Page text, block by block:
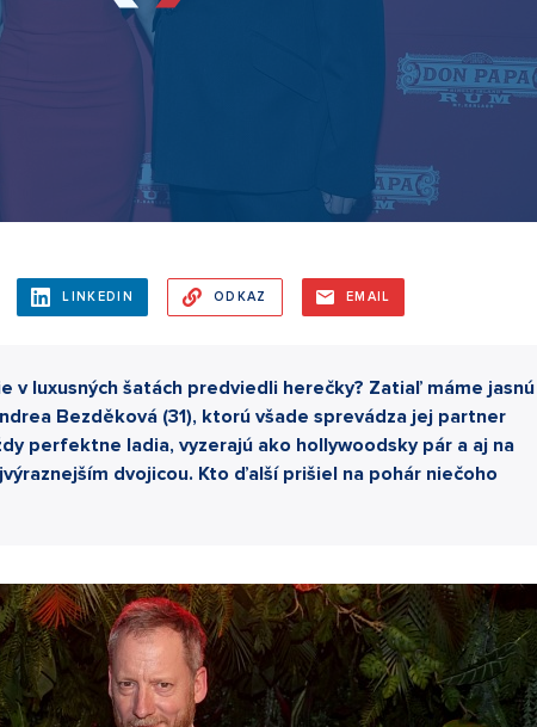
LINKEDIN ODKAZ EMAIL
v luxusných šatách predviedli herečky? Zatiaľ máme jasnú
Bezděková (31), ktorú všade sprevádza jej partner
perfektne ladia, vyzerajú ako hollywoodsky pár a aj na
dvojicou. Kto ďalší prišiel na pohár niečoho